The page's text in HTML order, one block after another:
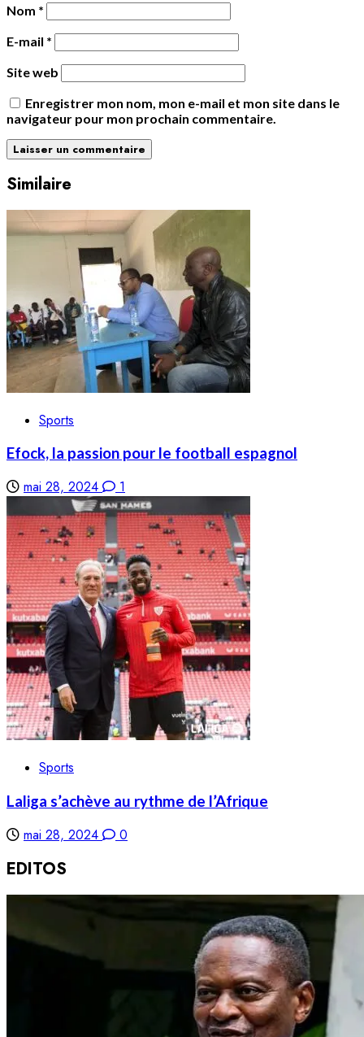
Nom *
E-mail *
Site web
Enregistrer mon nom, mon e-mail et mon site dans le
navigateur pour mon prochain commentaire.
Similaire
Sports
Efock, la passion pour le football espagnol
mai 28, 2024 1
Sports
Laliga s’achève au rythme de l’Afrique
mai 28, 2024 0
EDITOS